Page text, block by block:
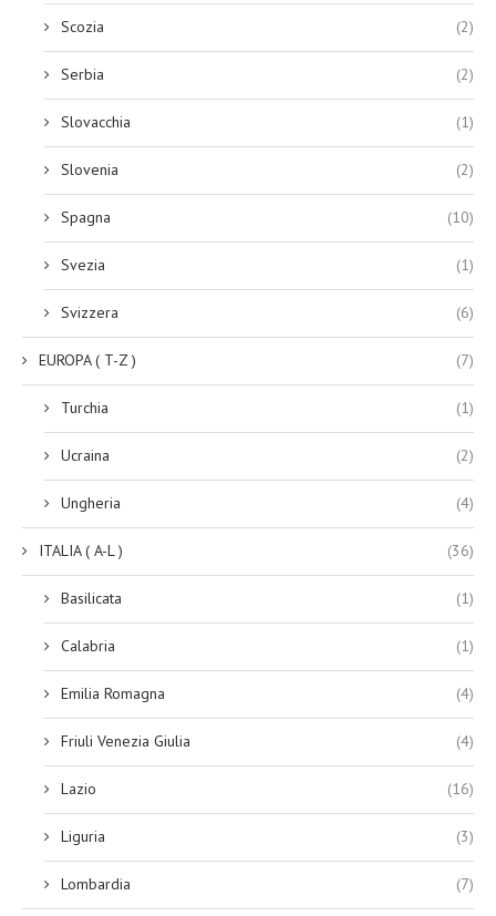
Scozia (2)
Serbia (2)
Slovacchia (1)
Slovenia (2)
Spagna (10)
Svezia (1)
Svizzera (6)
EUROPA ( T-Z ) (7)
Turchia (1)
Ucraina (2)
Ungheria (4)
ITALIA ( A-L ) (36)
Basilicata (1)
Calabria (1)
Emilia Romagna (4)
Friuli Venezia Giulia (4)
Lazio (16)
Liguria (3)
Lombardia (7)